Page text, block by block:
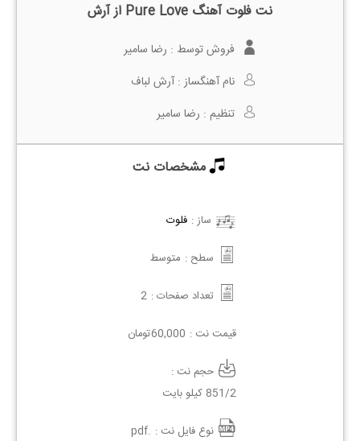
نت فلوت آهنگ Pure Love از آرش
فروش توسط : رضا سامیر
نام آهنگساز : آرش لباف
تنظیم : رضا سامیر
مشخصات نت
ساز : فلوت
سطح : متوسط
تعداد صفحات : 2
قیمت نت : 60,000تومان
حجم نت :
851/2 کیلو بایت
نوع فایل نت : .pdf